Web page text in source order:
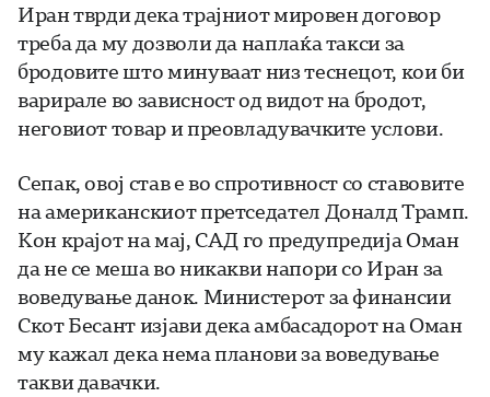
Иран тврди дека трајниот мировен договор
треба да му дозволи да наплаќа такси за
бродовите што минуваат низ теснецот, кои би
варирале во зависност од видот на бродот,
неговиот товар и преовладувачките услови.
Сепак, овој став е во спротивност со ставовите
на американскиот претседател Доналд Трамп.
Кон крајот на мај, САД го предупредија Оман
да не се меша во никакви напори со Иран за
воведување данок. Министерот за финансии
Скот Бесант изјави дека амбасадорот на Оман
му кажал дека нема планови за воведување
такви давачки.